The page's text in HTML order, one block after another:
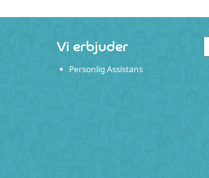
Vi erbjuder
Personlig Assistans